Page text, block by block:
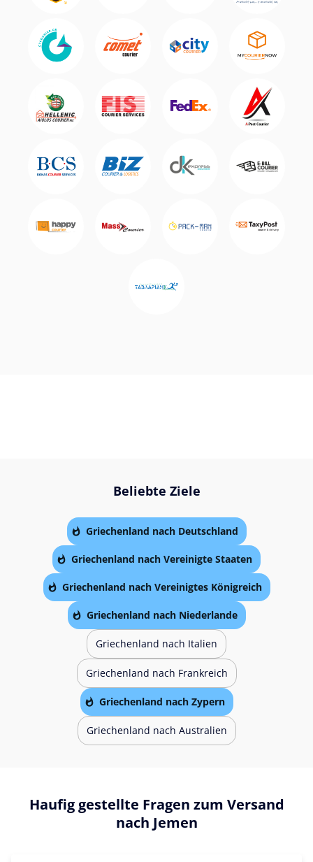
Beliebte Ziele
Griechenland nach Deutschland
Griechenland nach Vereinigte Staaten
Griechenland nach Vereinigtes Königreich
Griechenland nach Niederlande
Griechenland nach Italien
Griechenland nach Frankreich
Griechenland nach Zypern
Griechenland nach Australien
Haufig gestellte Fragen zum Versand
nach Jemen